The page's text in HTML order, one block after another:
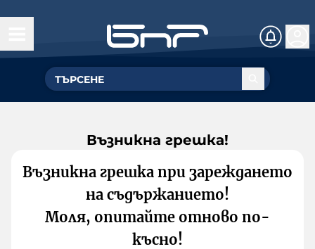
Възникна грешка!
Възникна грешка при зареждането
на съдържанието!
Моля, опитайте отново по-
късно!